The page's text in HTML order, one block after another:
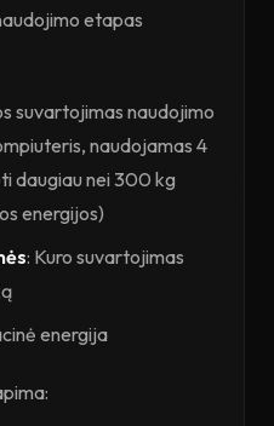
etapas
suvartojimas naudojimo
naudojamas 4
daugiau nei 300 kg
energijos)
: Kuro suvartojimas
energija